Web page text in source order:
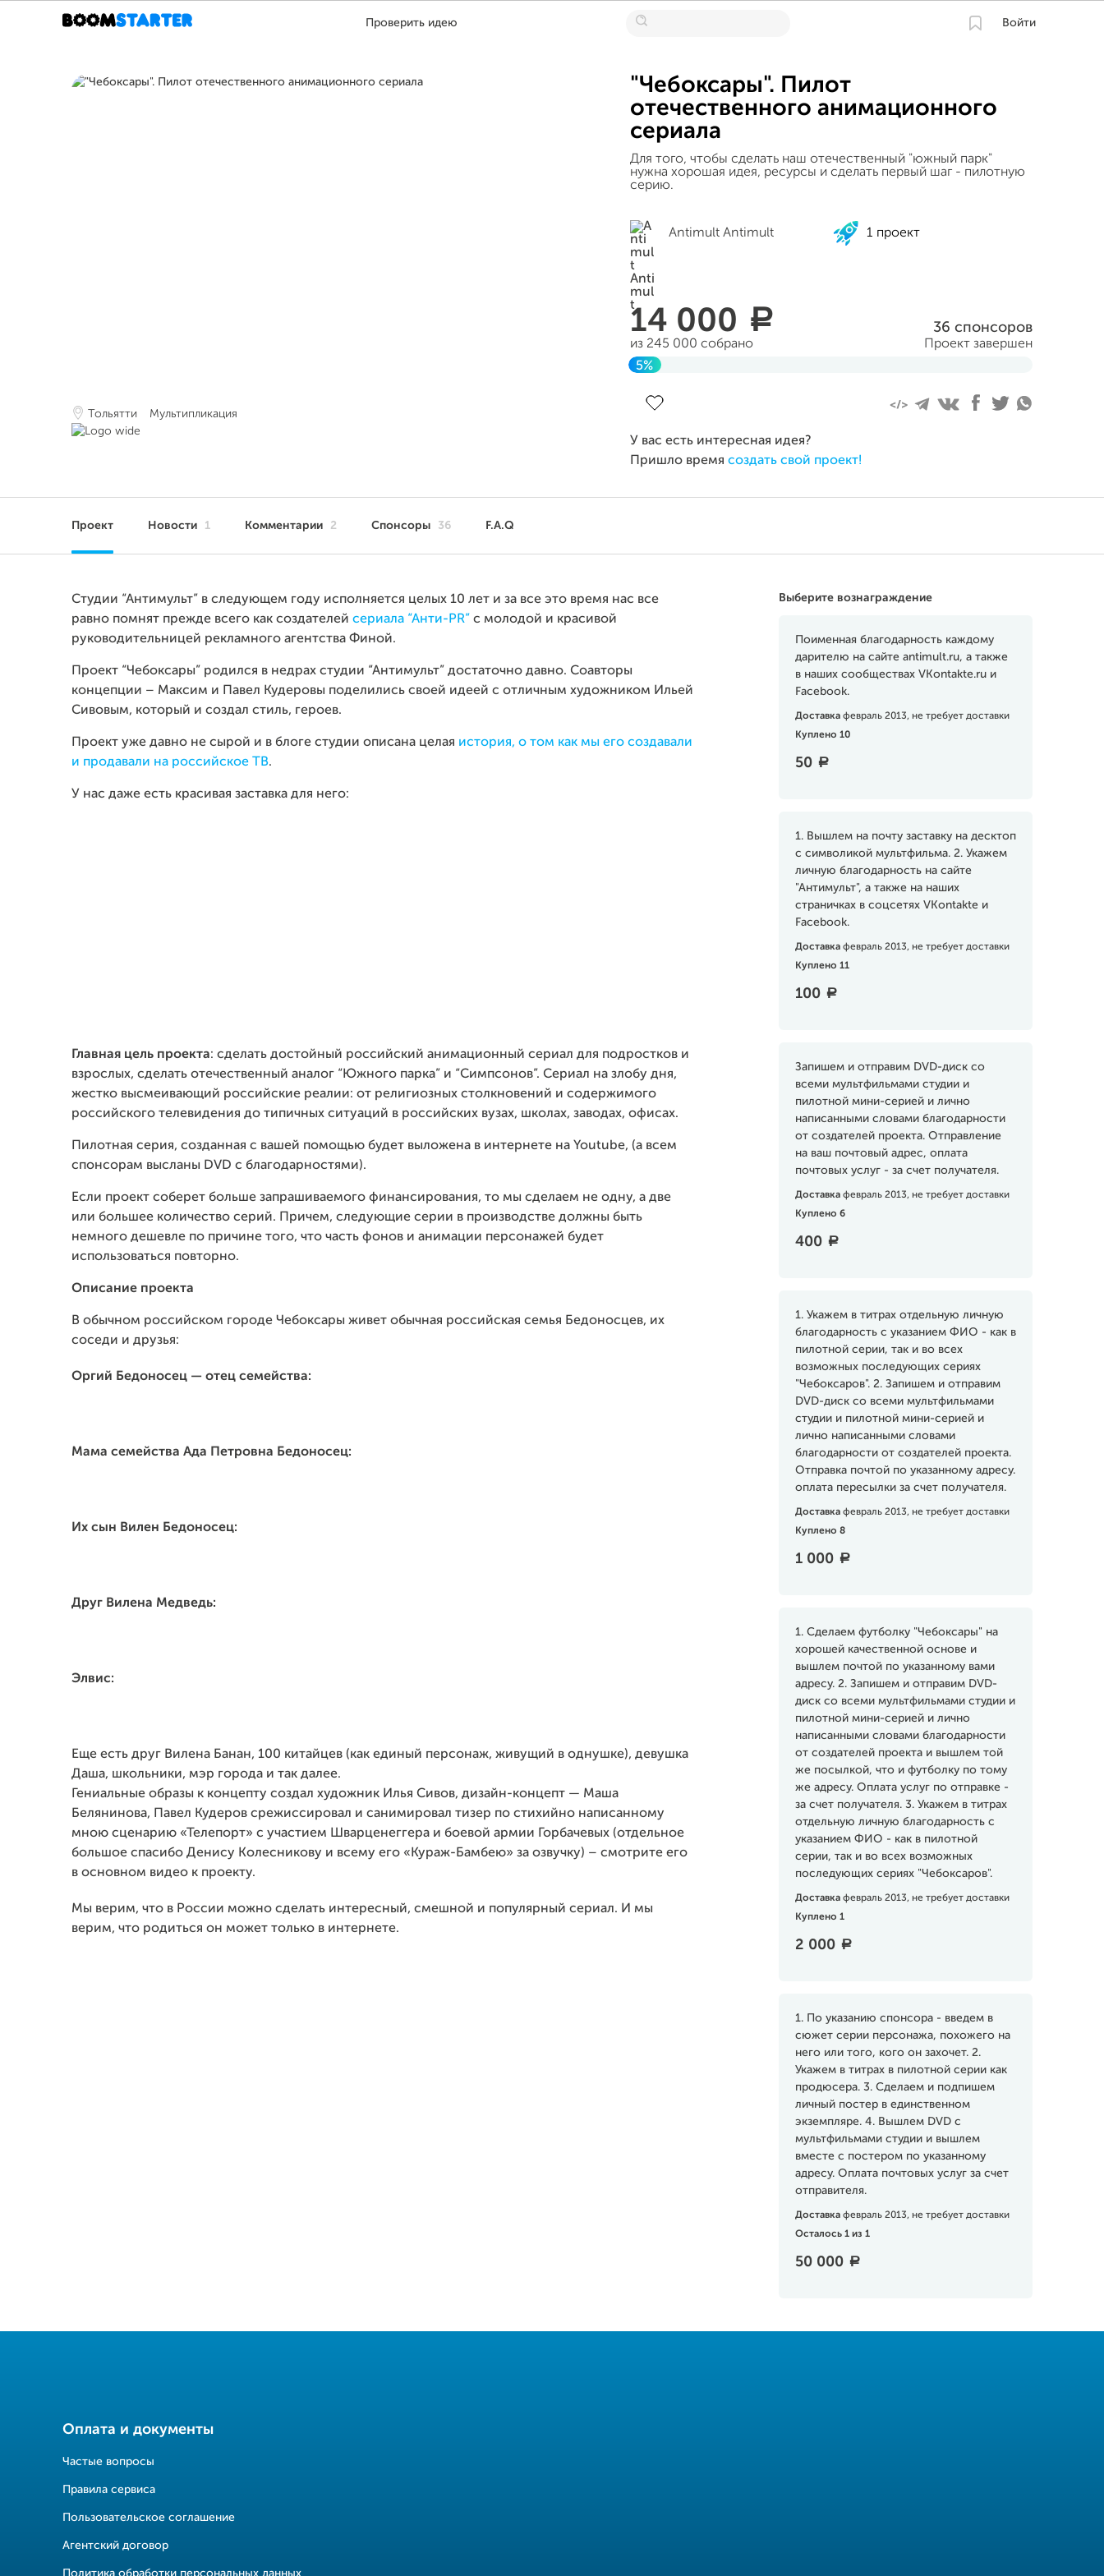
Проверить идею Войти
Тольятти Мультипликация
"Чебоксары". Пилот
отечественного анимационного
сериала
Для того, чтобы сделать наш отечественный "южный парк"
нужна хорошая идея, ресурсы и сделать первый шаг - пилотную
серию.
Antimult Antimult 1 проект
14 000 a
из 245 000 собрано
36 спонсоров
Проект завершен
5%
У вас есть интересная идея?
Пришло время создать свой проект!
Проект Новости 1 Комментарии 2 Спонсоры 36 F.A.Q
Выберите вознаграждение
Поименная благодарность каждому
дарителю на сайте antimult.ru, а также
в наших сообществах VKontakte.ru и
Facebook.
Доставка февраль 2013, не требует доставки
Куплено 10
50 a
1. Вышлем на почту заставку на десктоп
с символикой мультфильма. 2. Укажем
личную благодарность на сайте
"Антимульт", а также на наших
страничках в соцсетях VKontakte и
Facebook.
Доставка февраль 2013, не требует доставки
Куплено 11
100 a
Запишем и отправим DVD-диск со
всеми мультфильмами студии и
пилотной мини-серией и лично
написанными словами благодарности
от создателей проекта. Отправление
на ваш почтовый адрес, оплата
почтовых услуг - за счет получателя.
Доставка февраль 2013, не требует доставки
Куплено 6
400 a
1. Укажем в титрах отдельную личную
благодарность с указанием ФИО - как в
пилотной серии, так и во всех
возможных последующих сериях
"Чебоксаров". 2. Запишем и отправим
DVD-диск со всеми мультфильмами
студии и пилотной мини-серией и
лично написанными словами
благодарности от создателей проекта.
Отправка почтой по указанному адресу.
оплата пересылки за счет получателя.
Доставка февраль 2013, не требует доставки
Куплено 8
1 000 a
1. Сделаем футболку "Чебоксары" на
хорошей качественной основе и
вышлем почтой по указанному вами
адресу. 2. Запишем и отправим DVD-
диск со всеми мультфильмами студии и
пилотной мини-серией и лично
написанными словами благодарности
от создателей проекта и вышлем той
же посылкой, что и футболку по тому
же адресу. Оплата услуг по отправке -
за счет получателя. 3. Укажем в титрах
отдельную личную благодарность с
указанием ФИО - как в пилотной
серии, так и во всех возможных
последующих сериях "Чебоксаров".
Доставка февраль 2013, не требует доставки
Куплено 1
2 000 a
1. По указанию спонсора - введем в
сюжет серии персонажа, похожего на
него или того, кого он захочет. 2.
Укажем в титрах в пилотной серии как
продюсера. 3. Сделаем и подпишем
личный постер в единственном
экземпляре. 4. Вышлем DVD с
мультфильмами студии и вышлем
вместе с постером по указанному
адресу. Оплата почтовых услуг за счет
отправителя.
Доставка февраль 2013, не требует доставки
Осталось 1 из 1
50 000 a
Студии “Антимульт” в следующем году исполняется целых 10 лет и за все это время нас все
равно помнят прежде всего как создателей сериала “Анти-PR” с молодой и красивой
руководительницей рекламного агентства Финой.
Проект “Чебоксары” родился в недрах студии “Антимульт” достаточно давно. Соавторы
концепции – Максим и Павел Кудеровы поделились своей идеей с отличным художником Ильей
Сивовым, который и создал стиль, героев.
Проект уже давно не сырой и в блоге студии описана целая история, о том как мы его создавали
и продавали на российское ТВ.
У нас даже есть красивая заставка для него:
Главная цель проекта: сделать достойный российский анимационный сериал для подростков и
взрослых, сделать отечественный аналог “Южного парка” и “Симпсонов”. Сериал на злобу дня,
жестко высмеивающий российские реалии: от религиозных столкновений и содержимого
российского телевидения до типичных ситуаций в российских вузах, школах, заводах, офисах.
Пилотная серия, созданная с вашей помощью будет выложена в интернете на Youtube, (а всем
спонсорам высланы DVD с благодарностями).
Если проект соберет больше запрашиваемого финансирования, то мы сделаем не одну, а две
или большее количество серий. Причем, следующие серии в производстве должны быть
немного дешевле по причине того, что часть фонов и анимации персонажей будет
использоваться повторно.
Описание проекта
В обычном российском городе Чебоксары живет обычная российская семья Бедоносцев, их
соседи и друзья:
Оргий Бедоносец — отец семейства:
Мама семейства Ада Петровна Бедоносец:
Их сын Вилен Бедоносец:
Друг Вилена Медведь:
Элвис:
Еще есть друг Вилена Банан, 100 китайцев (как единый персонаж, живущий в однушке), девушка
Даша, школьники, мэр города и так далее.
Гениальные образы к концепту создал художник Илья Сивов, дизайн-концепт — Маша
Белянинова, Павел Кудеров срежиссировал и санимировал тизер по стихийно написанному
мною сценарию «Телепорт» с участием Шварценеггера и боевой армии Горбачевых (отдельное
большое спасибо Денису Колесникову и всему его «Кураж-Бамбею» за озвучку) – смотрите его
в основном видео к проекту.
Мы верим, что в России можно сделать интересный, смешной и популярный сериал. И мы
верим, что родиться он может только в интернете.
Оплата и документы
Частые вопросы
Правила сервиса
Пользовательское соглашение
Агентский договор
Политика обработки персональных данных